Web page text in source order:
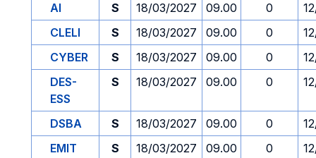
AI
S 18/03/2027 09.00 0
CLELI
S 18/03/2027 09.00 0
CYBER
S 18/03/2027 09.00 0
DES-
ESS
S 18/03/2027 09.00 0
DSBA S 18/03/2027 09.00 0
EMIT
S 18/03/2027 09.00 0